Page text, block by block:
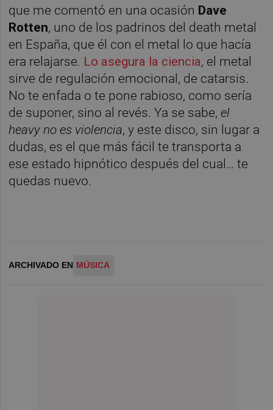
que me comentó en una ocasión Dave
Rotten, uno de los padrinos del death metal
en España, que él con el metal lo que hacía
era relajarse. Lo asegura la ciencia, el metal
sirve de regulación emocional, de catarsis.
No te enfada o te pone rabioso, como sería
de suponer, sino al revés. Ya se sabe,el
heavy no es violencia, y este disco, sin lugar a
dudas, es el que más fácil te transporta a
ese estado hipnótico después del cual… te
quedas nuevo.
ARCHIVADO EN MÚSICA